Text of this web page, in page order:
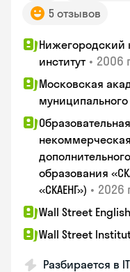
5 отзывов
институт • 2006
Московская
образования
«СКАЕНГ») • 2026
Wall Street English
Wall Street
Разбирается в